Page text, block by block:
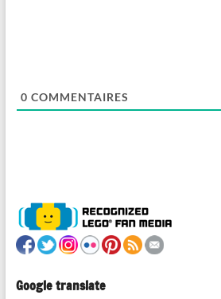
0 COMMENTAIRES
Google translate